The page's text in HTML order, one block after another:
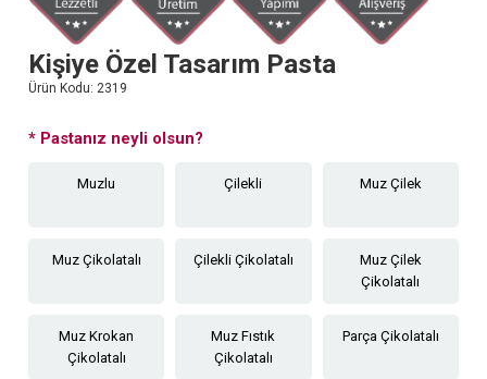
Kişiye Özel Tasarım Pasta
Ürün Kodu: 2319
* Pastanız neyli olsun?
Muzlu Çilekli Muz Çilek
Muz Çikolatalı Çilekli Çikolatalı
Muz Çilek
Çikolatalı
Muz Krokan
Çikolatalı
Muz Fıstık
Çikolatalı
Parça Çikolatalı